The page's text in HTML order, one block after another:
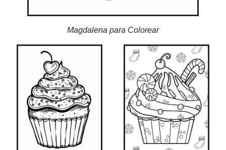
Magdalena para Colorear